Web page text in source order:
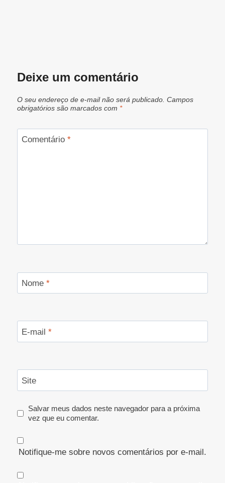
Deixe um comentário
O seu endereço de e-mail não será publicado. Campos
obrigatórios são marcados com *
Comentário *
Nome *
E-mail *
Site
Salvar meus dados neste navegador para a próxima
vez que eu comentar.
Notifique-me sobre novos comentários por e-mail.